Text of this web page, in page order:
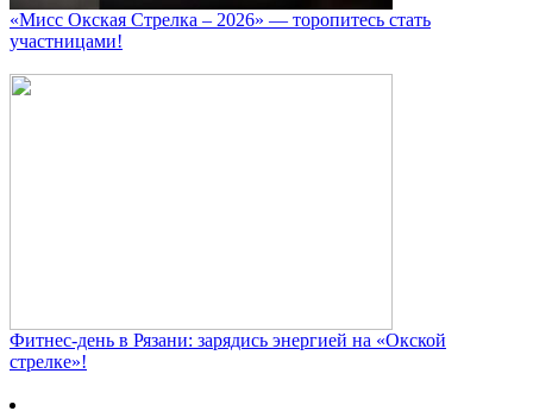
«Мисс Окская Стрелка – 2026» — торопитесь стать
участницами!
Фитнес‑день в Рязани: зарядись энергией на «Окской
стрелке»!